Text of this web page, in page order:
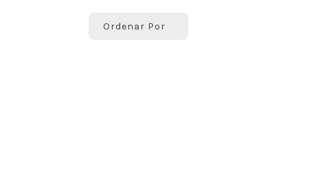
Ordenar Por